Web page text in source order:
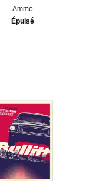
Ammo
Épuisé